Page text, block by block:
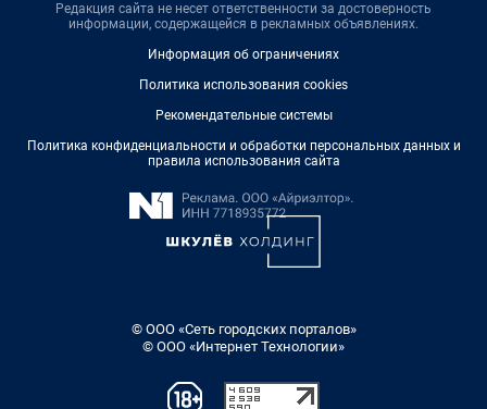
Редакция сайта не несет ответственности за достоверность
информации, содержащейся в рекламных объявлениях.
Информация об ограничениях
Политика использования cookies
Рекомендательные системы
Политика конфиденциальности и обработки персональных данных и
правила использования сайта
© ООО «Сеть городских порталов»
© ООО «Интернет Технологии»